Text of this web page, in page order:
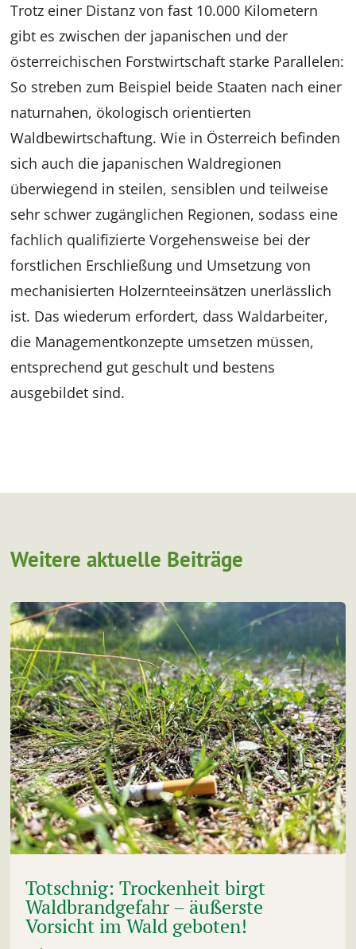
Trotz einer Distanz von fast 10.000 Kilometern
gibt es zwischen der japanischen und der
österreichischen Forstwirtschaft starke Parallelen:
So streben zum Beispiel beide Staaten nach einer
naturnahen, ökologisch orientierten
Waldbewirtschaftung. Wie in Österreich befinden
sich auch die japanischen Waldregionen
überwiegend in steilen, sensiblen und teilweise
sehr schwer zugänglichen Regionen, sodass eine
fachlich qualifizierte Vorgehensweise bei der
forstlichen Erschließung und Umsetzung von
mechanisierten Holzernteeinsätzen unerlässlich
ist. Das wiederum erfordert, dass Waldarbeiter,
die Managementkonzepte umsetzen müssen,
entsprechend gut geschult und bestens
ausgebildet sind.
Weitere aktuelle Beiträge
Totschnig: Trockenheit birgt
Waldbrandgefahr – äußerste
Vorsicht im Wald geboten!